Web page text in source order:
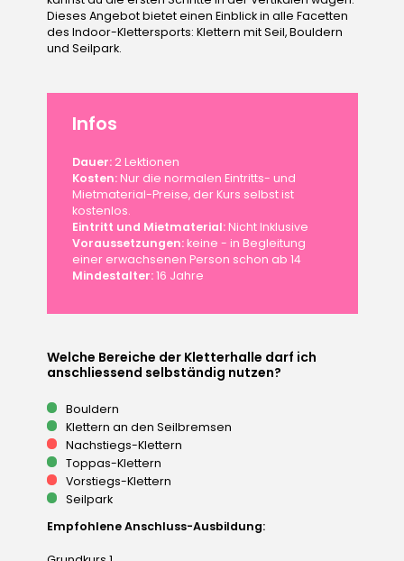
Dieses Angebot bietet einen Einblick in alle Facetten
des Indoor-Klettersports: Klettern mit Seil, Bouldern
und Seilpark.
Infos
Dauer: 2 Lektionen
Kosten:Nur die normalen Eintritts- und
Mietmaterial-Preise, der Kurs selbst ist
kostenlos.
Eintritt und Mietmaterial:Nicht Inklusive
Voraussetzungen:keine - in Begleitung
einer erwachsenen Person schon ab 14
Mindestalter:16 Jahre
Welche Bereiche der Kletterhalle darf ich
anschliessend selbständig nutzen?
Bouldern
Klettern an den Seilbremsen
Nachstiegs-Klettern
Toppas-Klettern
Vorstiegs-Klettern
Seilpark
Empfohlene Anschluss-Ausbildung: